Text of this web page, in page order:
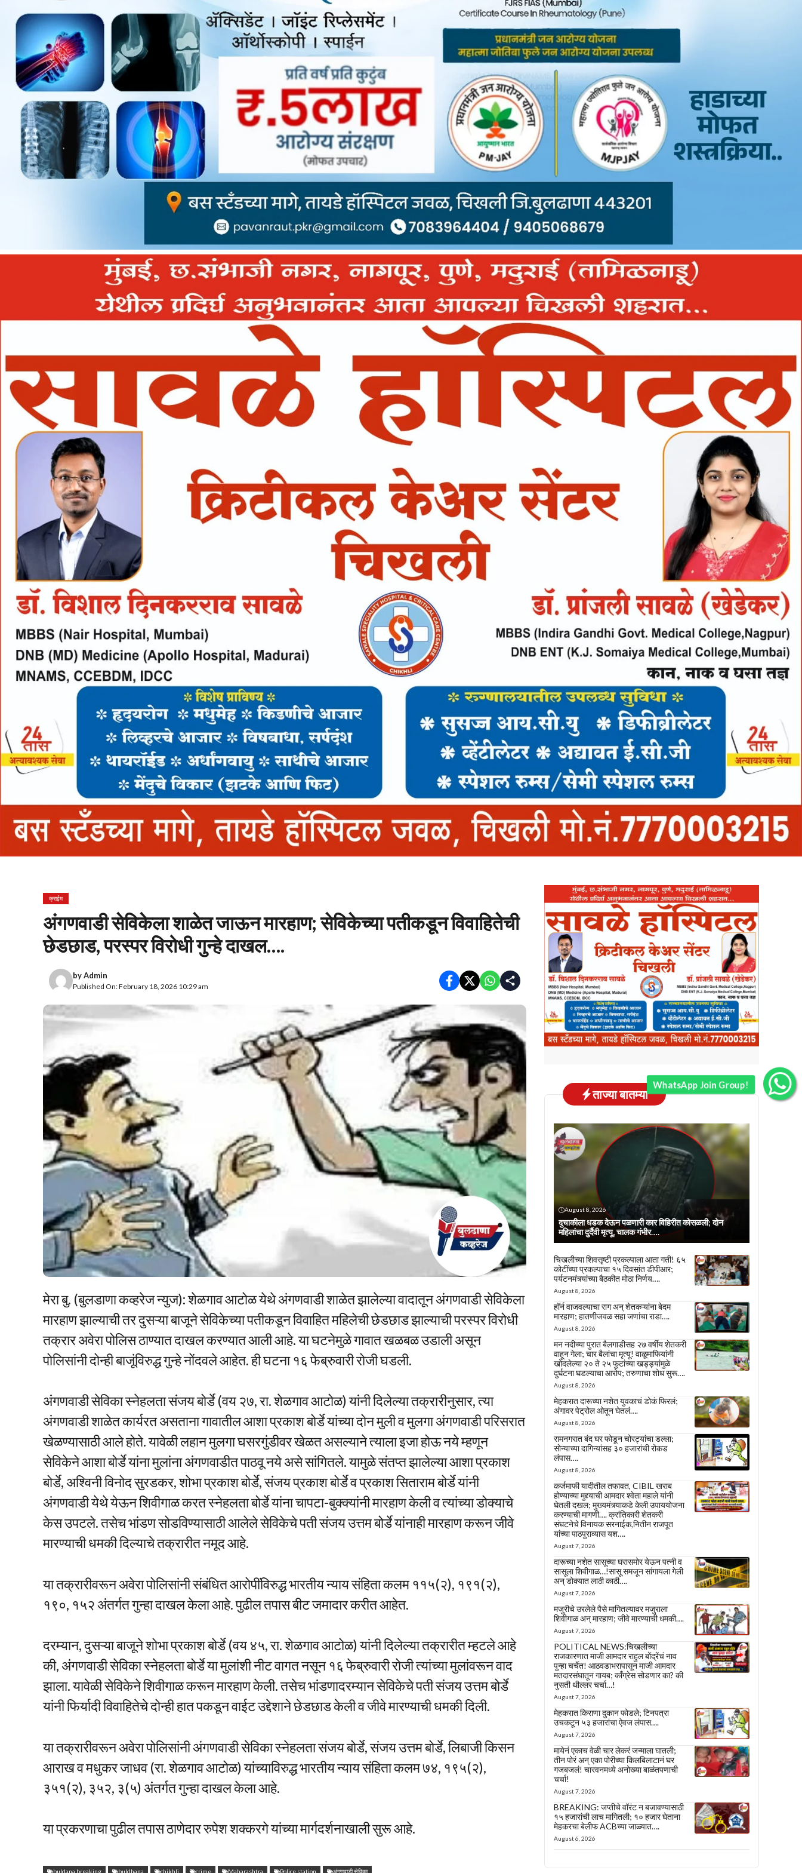
क्राईम
अंगणवाडी सेविकेला शाळेत जाऊन मारहाण; सेविकेच्या पतीकडून विवाहितेची
छेडछाड, परस्पर विरोधी गुन्हे दाखल….
byAdmin
Published On: February 18, 2026 10:29 am
मेरा बु. (बुलडाणा कव्हरेज न्युज): शेळगाव आटोळ येथे अंगणवाडी शाळेत झालेल्या वादातून अंगणवाडी सेविकेला
मारहाण झाल्याची तर दुसऱ्या बाजूने सेविकेच्या पतीकडून विवाहित महिलेची छेडछाड झाल्याची परस्पर विरोधी
तक्रार अवेरा पोलिस ठाण्यात दाखल करण्यात आली आहे. या घटनेमुळे गावात खळबळ उडाली असून
पोलिसांनी दोन्ही बाजूंविरुद्ध गुन्हे नोंदवले आहेत. ही घटना १६ फेब्रुवारी रोजी घडली.
अंगणवाडी सेविका स्नेहलता संजय बोर्डे (वय २७, रा. शेळगाव आटोळ) यांनी दिलेल्या तक्रारीनुसार, त्या
अंगणवाडी शाळेत कार्यरत असताना गावातील आशा प्रकाश बोर्डे यांच्या दोन मुली व मुलगा अंगणवाडी परिसरात
खेळण्यासाठी आले होते. यावेळी लहान मुलगा घसरगुंडीवर खेळत असल्याने त्याला इजा होऊ नये म्हणून
सेविकेने आशा बोर्डे यांना मुलांना अंगणवाडीत पाठवू नये असे सांगितले. यामुळे संतप्त झालेल्या आशा प्रकाश
बोर्डे, अश्विनी विनोद सुरडकर, शोभा प्रकाश बोर्डे, संजय प्रकाश बोर्डे व प्रकाश सिताराम बोर्डे यांनी
अंगणवाडी येथे येऊन शिवीगाळ करत स्नेहलता बोर्डे यांना चापटा-बुक्क्यांनी मारहाण केली व त्यांच्या डोक्याचे
केस उपटले. तसेच भांडण सोडविण्यासाठी आलेले सेविकेचे पती संजय उत्तम बोर्डे यांनाही मारहाण करून जीवे
मारण्याची धमकी दिल्याचे तक्रारीत नमूद आहे.
या तक्रारीवरून अवेरा पोलिसांनी संबंधित आरोपींविरुद्ध भारतीय न्याय संहिता कलम ११५(२), १९१(२),
१९०, १५२ अंतर्गत गुन्हा दाखल केला आहे. पुढील तपास बीट जमादार करीत आहेत.
दरम्यान, दुसऱ्या बाजूने शोभा प्रकाश बोर्डे (वय ४५, रा. शेळगाव आटोळ) यांनी दिलेल्या तक्रारीत म्हटले आहे
की, अंगणवाडी सेविका स्नेहलता बोर्डे या मुलांशी नीट वागत नसून १६ फेब्रुवारी रोजी त्यांच्या मुलांवरून वाद
झाला. यावेळी सेविकेने शिवीगाळ करून मारहाण केली. तसेच भांडणादरम्यान सेविकेचे पती संजय उत्तम बोर्डे
यांनी फिर्यादी विवाहितेचे दोन्ही हात पकडून वाईट उद्देशाने छेडछाड केली व जीवे मारण्याची धमकी दिली.
या तक्रारीवरून अवेरा पोलिसांनी अंगणवाडी सेविका स्नेहलता संजय बोर्डे, संजय उत्तम बोर्डे, लिबाजी किसन
आराख व मधुकर जाधव (रा. शेळगाव आटोळ) यांच्याविरुद्ध भारतीय न्याय संहिता कलम ७४, १९५(२),
३५१(२), ३५२, ३(५) अंतर्गत गुन्हा दाखल केला आहे.
या प्रकरणाचा पुढील तपास ठाणेदार रुपेश शक्करगे यांच्या मार्गदर्शनाखाली सुरू आहे.
buldana breaking buldhana chikhli crime Maharashtra Police station अंगणवाडी सेविका
ताज्या बातम्या
August 8, 2026
दुचाकीला धडक देऊन पळणारी कार विहिरीत कोसळली; दोन
महिलांचा दुर्दैवी मृत्यू, चालक गंभीर….
चिखलीच्या शिवसृष्टी प्रकल्पाला आता गती! ६५
कोटींच्या प्रकल्पाचा १५ दिवसांत डीपीआर;
पर्यटनमंत्र्यांच्या बैठकीत मोठा निर्णय….
August 8, 2026
हॉर्न वाजवल्याचा राग अन् शेतकऱ्यांना बेदम
मारहाण; हातणीजवळ सहा जणांचा राडा….
August 8, 2026
मन नदीच्या पुरात बैलगाडीसह २७ वर्षीय शेतकरी
वाहून गेला; चार बैलांचा मृत्यू! वाळूमाफियांनी
खोदलेल्या २० ते २५ फुटांच्या खड्ड्यांमुळे
दुर्घटना घडल्याचा आरोप; तरुणाचा शोध सुरू….
August 8, 2026
मेहकरात दारूच्या नशेत युवकाचं डोकं फिरलं;
अंगावर पेट्रोल ओतून घेतलं….
August 8, 2026
रामनगरात बंद घर फोडून चोरट्यांचा डल्ला;
सोन्याच्या दागिन्यांसह ३० हजारांची रोकड
लंपास….
August 8, 2026
कर्जमाफी यादीतील तफावत, CIBIL खराब
होण्याच्या मुद्द्याची आमदार श्वेता महाले यांनी
घेतली दखल; मुख्यमंत्र्याकडे केली उपाययोजना
करण्याची मागणी…. क्रांतिकारी शेतकरी
संघटनेचे विनायक सरनाईक,नितीन राजपूत
यांच्या पाठपुराव्यास यश….
August 7, 2026
दारूच्या नशेत सासूच्या घरासमोर येऊन पत्नी व
सासूला शिवीगाळ…!सासू समजून सांगायला गेली
अन् डोक्यात लाठी काठी….
August 7, 2026
मजुरीचे उरलेले पैसे मागितल्यावर मजुराला
शिवीगाळ अन् मारहाण; जीवे मारण्याची धमकी….
August 7, 2026
POLITICAL NEWS:चिखलीच्या
राजकारणात माजी आमदार राहुल बोंद्रेंचं नाव
पुन्हा चर्चेत! आठवडाभरापासून माजी आमदार
मतदारसंघातून गायब; काँग्रेस सोडणार का? की
नुसती थील्लर चर्चा…!
August 7, 2026
मेहकरात किराणा दुकान फोडले; टिनपत्रा
उचकटून ५३ हजारांचा ऐवज लंपास….
August 7, 2026
मायेनं एकाच वेळी चार लेकरं जन्माला घातली;
तीन पोरं अन् एका पोरीच्या किलबिलाटानं घर
गजबजलं! चारवनमध्ये अनोख्या बाळंतपणाची
चर्चा!
August 7, 2026
BREAKING: जप्तीचे वॉरंट न बजावण्यासाठी
१५ हजारांची लाच मागितली; १० हजार घेताना
मेहकरचा बेलीफ ACBच्या जाळ्यात….
August 6, 2026
WhatsApp Join Group!